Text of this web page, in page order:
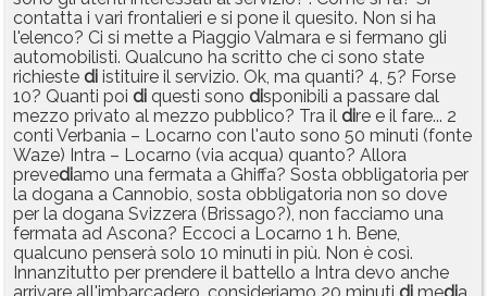
contatta i vari frontalieri e si pone il quesito. Non si ha
l'elenco? Ci si mette a Piaggio Valmara e si fermano gli
automobilisti. Qualcuno ha scritto che ci sono state
richieste di istituire il servizio. Ok, ma quanti? 4, 5? Forse
10? Quanti poi di questi sono disponibili a passare dal
mezzo privato al mezzo pubblico? Tra il dire e il fare... 2
conti Verbania – Locarno con l'auto sono 50 minuti (fonte
Waze) Intra – Locarno (via acqua) quanto? Allora
prevediamo una fermata a Ghiffa? Sosta obbligatoria per
la dogana a Cannobio, sosta obbligatoria non so dove
per la dogana Svizzera (Brissago?), non facciamo una
fermata ad Ascona? Eccoci a Locarno 1 h. Bene,
qualcuno penserà solo 10 minuti in più. Non è così.
Innanzitutto per prendere il battello a Intra devo anche